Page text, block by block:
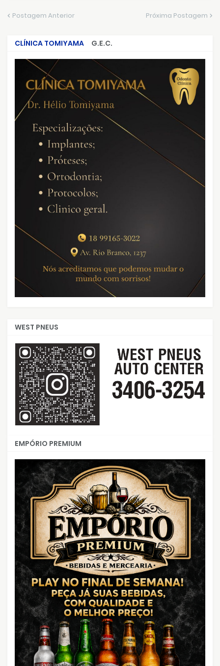
Postagem Anterior Próxima Postagem
CLÍNICA TOMIYAMA
G.E.C.
CRIMES QUE ABALARAM O BRASIL
WEST PNEUS
EMPÓRIO PREMIUM